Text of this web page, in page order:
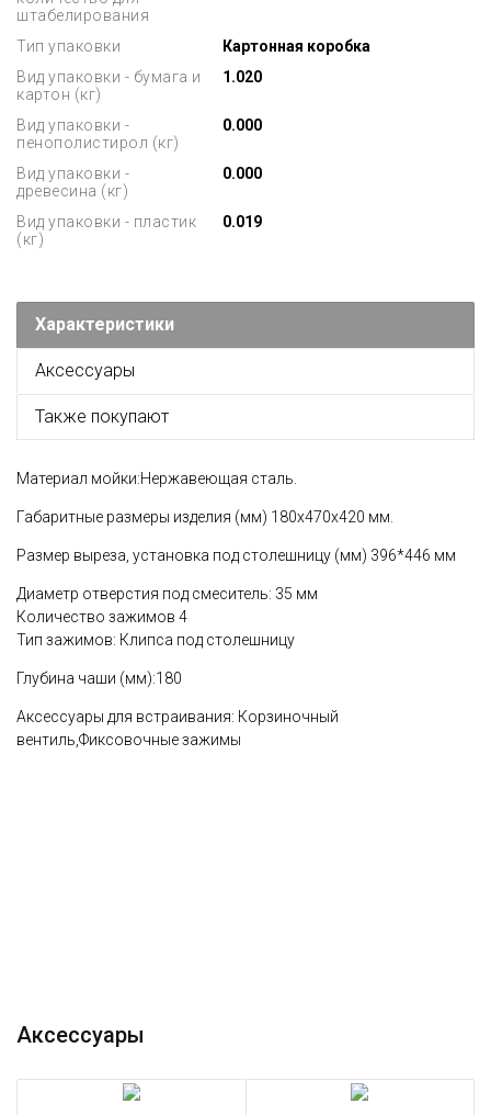
штабелирования
Тип упаковки
Картонная коробка
Вид упаковки - бумага и
картон (кг)
1.020
Вид упаковки -
пенополистирол (кг)
0.000
Вид упаковки -
древесина (кг)
0.000
Вид упаковки - пластик
(кг)
0.019
Характеристики
Аксессуары
Также покупают
Материал мойки:Нержавеющая сталь.
Габаритные размеры изделия (мм) 180x470x420 мм.
Размер выреза, установка под столешницу (мм) 396*446 мм
Диаметр отверстия под смеситель: 35 мм
Количество зажимов 4
Тип зажимов: Клипса под столешницу
Глубина чаши (мм):180
Аксессуары для встраивания: Корзиночный
вентиль,Фиксовочные зажимы
Аксессуары